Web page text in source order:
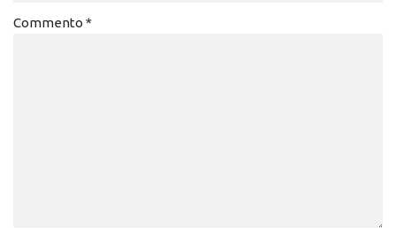
Commento *